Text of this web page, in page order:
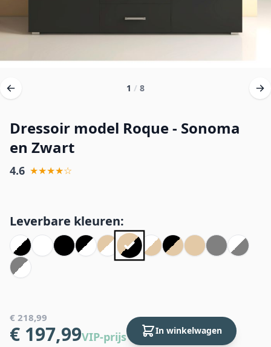
1 / 8
Dressoir model Roque - Sonoma
en Zwart
4.6 ★★★★☆
Leverbare kleuren:
€ 218,99
€ 197,99VIP-prijs In winkelwagen